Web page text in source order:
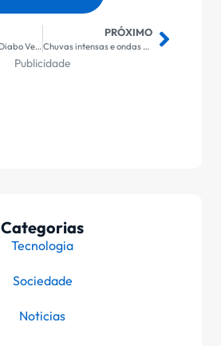
Sequência de ‘O Diabo Veste Prada’ Fatura R$ 77 Milhões no Brasil
PRÓXIMO
Chuvas intensas e ondas de 3m: alerta da Defesa Civil na Baixada Santista
Publicidade
Categorias
Tecnologia
Sociedade
Noticias